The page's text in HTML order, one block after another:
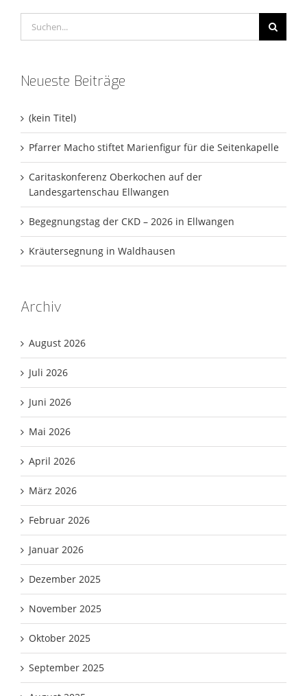
Neueste Beiträge
(kein Titel)
Pfarrer Macho stiftet Marienfigur für die Seitenkapelle
Caritaskonferenz Oberkochen auf der
Landesgartenschau Ellwangen
Begegnungstag der CKD – 2026 in Ellwangen
Kräutersegnung in Waldhausen
Archiv
August 2026
Juli 2026
Juni 2026
Mai 2026
April 2026
März 2026
Februar 2026
Januar 2026
Dezember 2025
November 2025
Oktober 2025
September 2025